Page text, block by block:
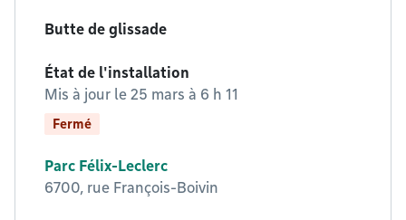
Butte de glissade
État de l'installation
Mis à jour le 25 mars à 6 h 11
Fermé
Parc Félix-Leclerc
6700, rue François-Boivin